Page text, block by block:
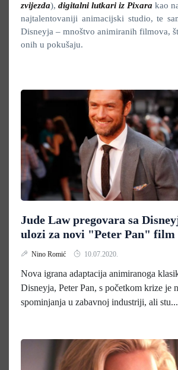
zvijezda), digitalni lutkari iz Pixara kao
najtalentovaniji animacijski studio, te
Disneyja – mnoštvo animiranih filmova,
onih u pokušaju.
Jude Law pregovara sa
ulozi za novi "Peter Pan" film
Nino Romić 10.07.2020.
Nova igrana adaptacija animiranoga
Disneyja, Peter Pan, s početkom krize je
spominjanja u zabavnoj industriji, ali stu...